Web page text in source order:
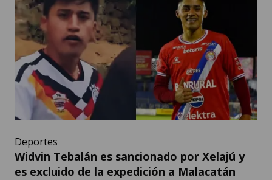
Deportes
Widvin Tebalán es sancionado por Xelajú y
es excluido de la expedición a Malacatán